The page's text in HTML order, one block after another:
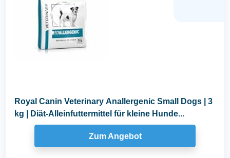
Royal Canin Veterinary Anallergenic Small Dogs | 3
kg | Diät-Alleinfuttermittel für kleine Hunde...
Zum Angebot